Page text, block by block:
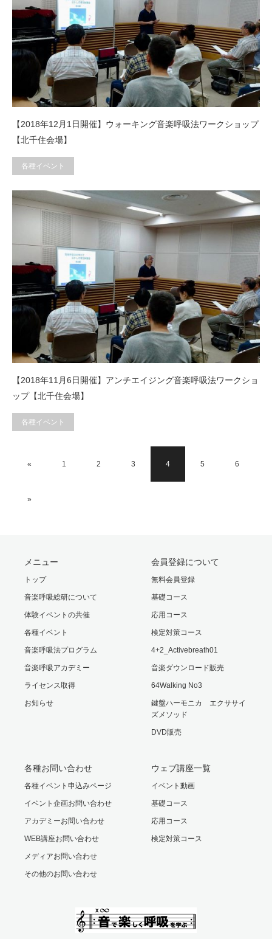
【2018年12月1日開催】ウォーキング音楽呼吸法ワークショップ
【北千住会場】
各種イベント
【2018年11月6日開催】アンチエイジング音楽呼吸法ワークショ
ップ【北千住会場】
各種イベント
« 1 2 3 4 5 6
»
メニュー
トップ
音楽呼吸総研について
体験イベントの共催
各種イベント
音楽呼吸法プログラム
音楽呼吸アカデミー
ライセンス取得
お知らせ
会員登録について
無料会員登録
基礎コース
応用コース
検定対策コース
4+2_Activebreath01
音楽ダウンロード販売
64Walking No3
鍵盤ハーモニカ エクササイ
ズメソッド
DVD販売
各種お問い合わせ
各種イベント申込みページ
イベント企画お問い合わせ
アカデミーお問い合わせ
WEB講座お問い合わせ
メディアお問い合わせ
その他のお問い合わせ
ウェブ講座一覧
イベント動画
基礎コース
応用コース
検定対策コース